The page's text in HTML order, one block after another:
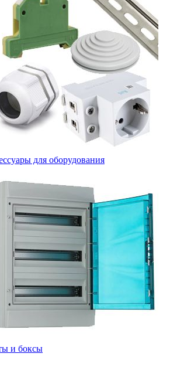
для оборудования
и боксы